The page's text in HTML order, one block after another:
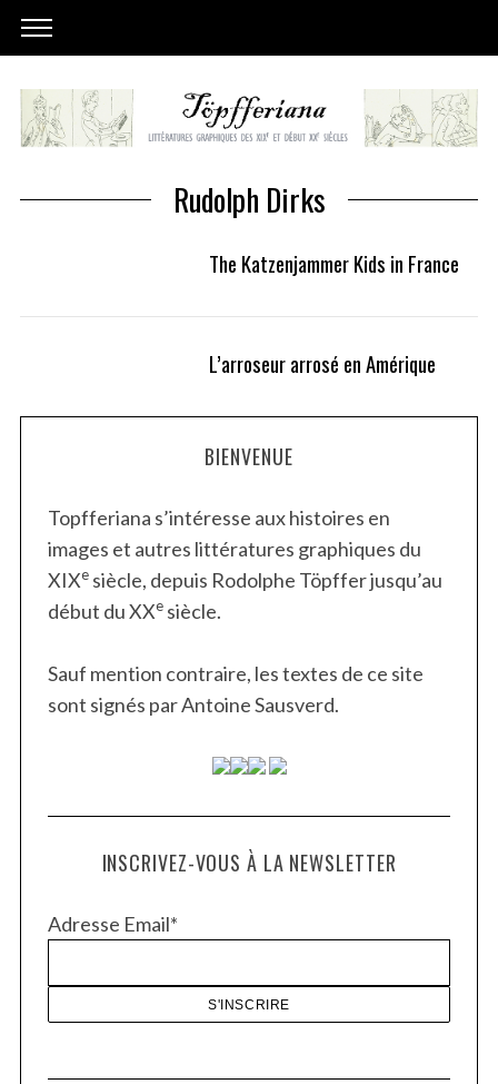
Rudolph Dirks
The Katzenjammer Kids in France
L’arroseur arrosé en Amérique
BIENVENUE
Topfferiana s’intéresse aux histoires en
images et autres littératures graphiques du
XIXesiècle, depuis Rodolphe Töpffer jusqu’au
début du XXesiècle.
Sauf mention contraire, les textes de ce site
sont signés par Antoine Sausverd.
INSCRIVEZ-VOUS À LA NEWSLETTER
Adresse Email*